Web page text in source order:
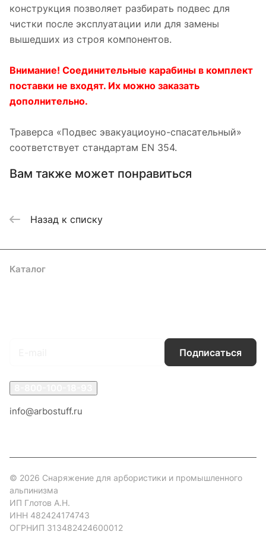
конструкция позволяет разбирать подвес для
чистки после эксплуатации или для замены
вышедших из строя компонентов.
Внимание! Соединительные карабины в комплект
поставки не входят. Их можно заказать
дополнительно.
Траверса «Подвес эвакуациоyно-спасательный»
соответствует стандартам EN 354.
Вам также может понравиться
Назад к списку
Каталог
Подписаться
info@arbostuff.ru
© 2026 Снаряжение для арбористики и промышленного
альпинизма
ИП Глотов А.Н.
ИНН 482424174743
ОГРНИП 313482424600012